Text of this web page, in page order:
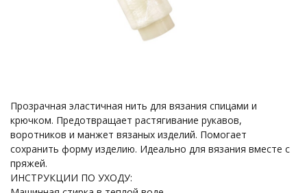
Прозрачная эластичная нить для вязания спицами и
крючком. Предотвращает растягивание рукавов,
воротников и манжет вязаных изделий. Помогает
сохранить форму изделию. Идеально для вязания вместе с
пряжей.
ИНСТРУКЦИИ ПО УХОДУ: